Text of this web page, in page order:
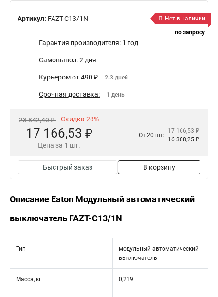
Артикул: FAZT-C13/1N
Нет в наличии
по запросу
Гарантия производителя: 1 год
Самовывоз: 2 дня
Курьером от 490 ₽ 2-3 дней
Срочная доставка: 1 день
23 842,40 ₽ Скидка 28%
17 166,53 ₽
Цена за 1 шт.
От 20 шт:
17 166,53 ₽
16 308,25 ₽
Быстрый заказ В корзину
Описание Eaton Модульный автоматический
выключатель FAZT-C13/1N
Тип
модульный автоматический
выключатель
Масса, кг 0,219